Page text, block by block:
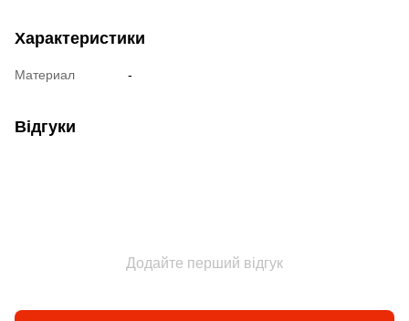
Характеристики
Материал -
Відгуки
Додайте перший відгук